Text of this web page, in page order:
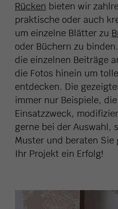
Rücken bieten wir
praktische oder auch
um einzelne Blätter zu
oder Büchern zu
die einzelnen Beiträge
die Fotos hinein um
entdecken. Die
immer nur Beispiele,
Einsatzzweck,
gerne bei der Auswahl,
Muster und beraten
Ihr Projekt ein Erfolg!